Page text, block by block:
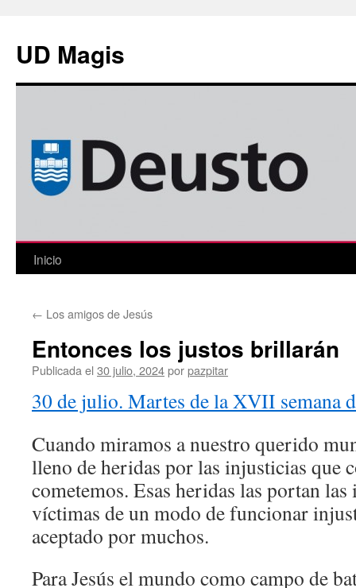
contenido
UD Magis
Inicio
← Los amigos de Jesús
Entonces los justos brillarán
Publicada el 30 julio, 2024porpazpitar
30 de julio. Martes de la XVII semana
Cuando miramos a nuestro querido
lleno de heridas por las injusticias que
cometemos. Esas heridas las portan
víctimas de un modo de funcionar
aceptado por muchos.
Para Jesús el mundo como campo de